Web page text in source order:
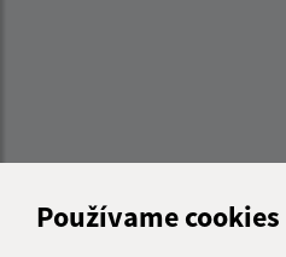
Používame cookies